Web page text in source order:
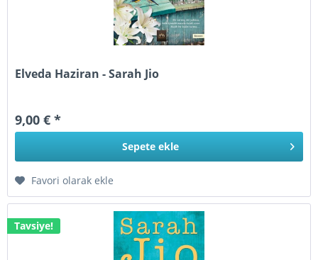
Elveda Haziran - Sarah Jio
9,00 € *
Sepete ekle
Favori olarak ekle
Tavsiye!